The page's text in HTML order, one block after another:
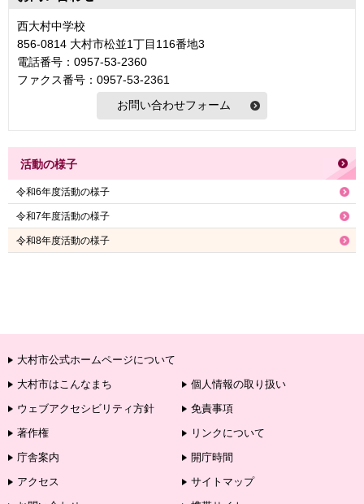
西大村中学校
856-0814 大村市松並1丁目116番地3
電話番号：0957-53-2360
ファクス番号：0957-53-2361
活動の様子
令和6年度活動の様子
令和7年度活動の様子
令和8年度活動の様子
大村市公式ホームページについて
大村市はこんなまち
個人情報の取り扱い
ウェブアクセシビリティ方針
免責事項
著作権
リンクについて
庁舎案内
開庁時間
アクセス
サイトマップ